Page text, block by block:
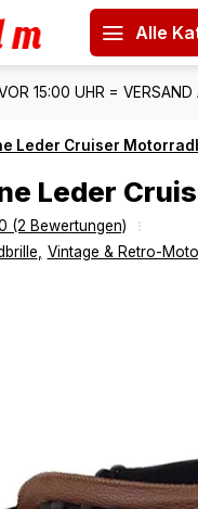
Alle
15:00 UHR =
Leder Cruiser
Leder
(2 Bewertungen)
Vintage & Retro-